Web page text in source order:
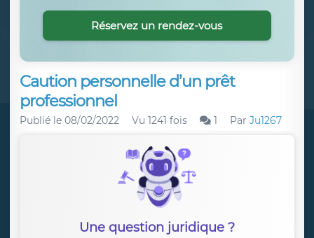
Caution personnelle d’un prêt
professionnel
Publié le 08/02/2022 Vu 1241 fois 1 Par Ju1267
Une question juridique ?
Réservez un rendez-vous